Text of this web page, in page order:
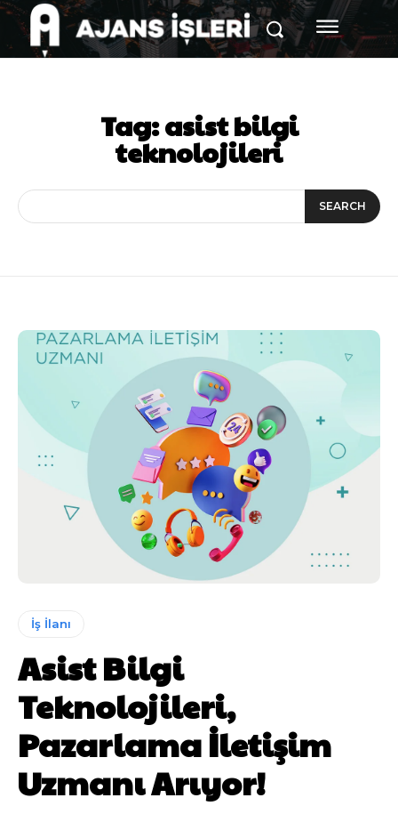
Tag:asist bilgi
teknolojileri
SEARCH
İş İlanı
Asist Bilgi
Teknolojileri,
Pazarlama İletişim
Uzmanı Arıyor!